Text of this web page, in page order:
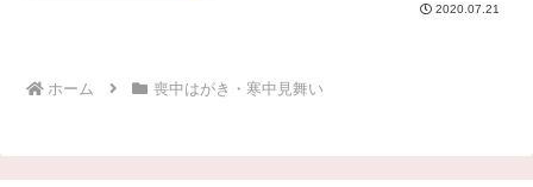
2020.07.21
ホーム 喪中はがき・寒中見舞い